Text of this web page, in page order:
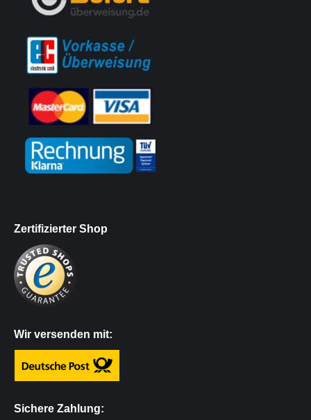
Zertifizierter Shop
Wir versenden mit:
Sichere Zahlung: